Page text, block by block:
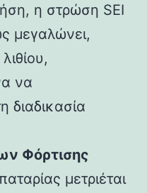
η στρώση SEI
μεγαλώνει,
να
διαδικασία
Φόρτισης
μετριέται